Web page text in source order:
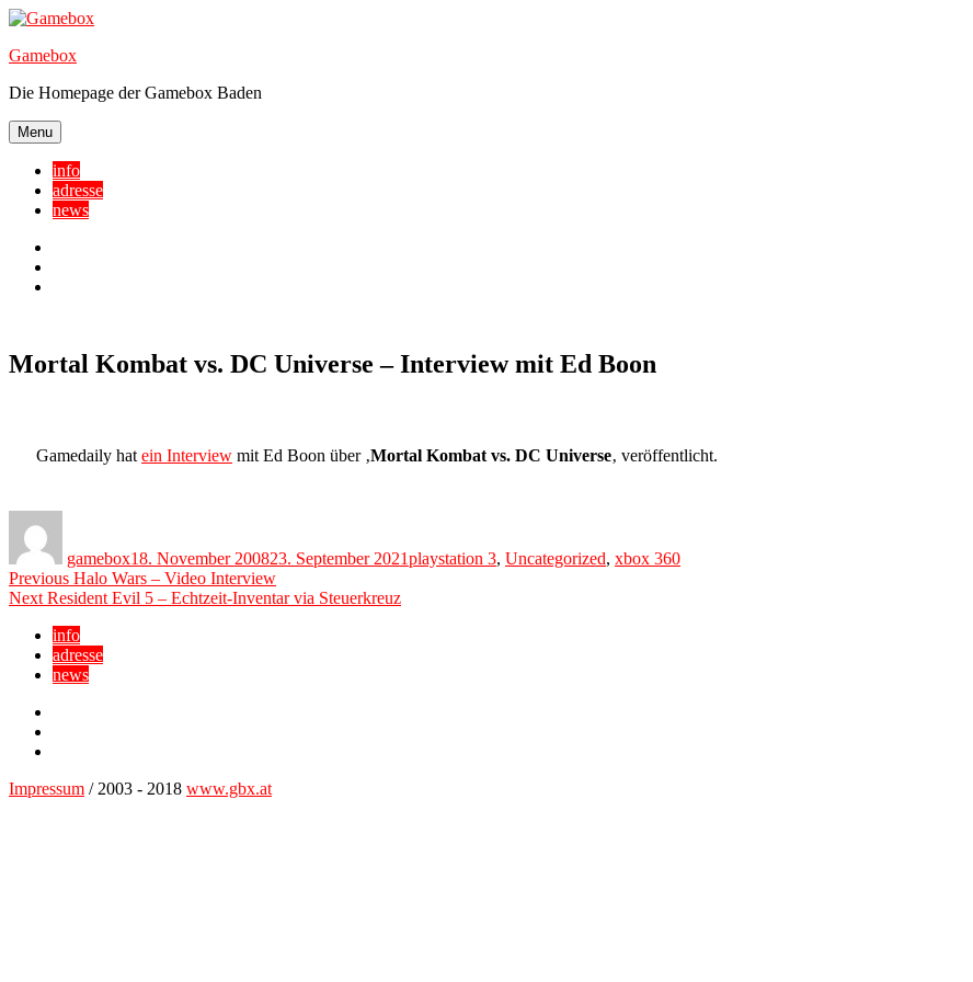
Skip
content
Gamebox
Die Homepage der Gamebox Baden
Menu
info
adresse
news
Mortal Kombat vs. DC Universe – Interview mit Ed Boon
Gamedaily hat ein Interview mit Ed Boon über ‚Mortal Kombat vs. DC Universe‚ veröffentlicht.
gamebox18. November 200823. September 2021playstation 3, Uncategorized, xbox 360
Beitragsnavigation
Previous Previous
post:
Halo Wars – Video Interview
Next Next
Resident Evil 5 – Echtzeit-Inventar via Steuerkreuz
info
adresse
news
Impressum / 2003 - 2018 www.gbx.at